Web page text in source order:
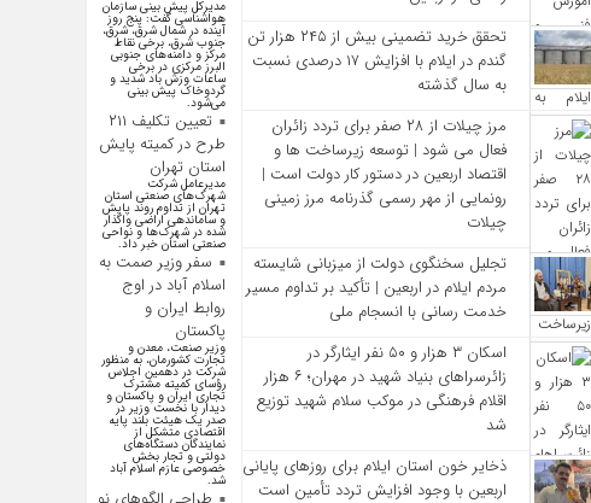
تحقق خرید تضمینی بیش از ۲۴۵ هزار تن
گندم در ایلام با افزایش ۱۷ درصدی نسبت
به سال گذشته
مرز چیلات از ۲۸ صفر برای تردد زائران
فعال می‌ شود | توسعه زیرساخت‌ ها و
اقتصاد اربعین در دستور کار دولت است |
رونمایی از مهر رسمی گذرنامه مرز زمینی
چیلات
تجلیل سخنگوی دولت از میزبانی شایسته
مردم ایلام در اربعین | تأکید بر تداوم مسیر
خدمت‌ رسانی با انسجام ملی
اسکان ۳ هزار و ۵۰ نفر ایثارگر در
زائرسراهای بنیاد شهید در مهران؛ ۶ هزار
اقلام فرهنگی در موکب سلام شهید توزیع
شد
ذخایر خون استان ایلام برای روزهای پایانی
اربعین با وجود افزایش تردد تأمین است
مدیرکل پیش بینی سازمان
هواشناسی گفت: پنج روز
آینده در شمال شرق، شرق،
جنوب شرق، برخی نقاط
مرکز و دامنه‌های جنوبی
البرز مرکزی در برخی
ساعات وزش باد شدید و
گردوخاک پیش بینی
می‌شود.
تعیین تکلیف ۲۱۱
طرح در کمیته پایش
استان تهران
مدیرعامل شرکت
شهرک‌های صنعتی استان
تهران از تداوم روند پایش
و ساماندهی اراضی واگذار
شده در شهرک‌ها و نواحی
صنعتی استان خبر داد.
سفر وزیر صمت به
اسلام آباد در اوج
روابط ایران و
پاکستان
وزیر صنعت، معدن و
تجارت کشورمان، به منظور
شرکت در دهمین اجلاس
رؤسای کمیته مشترک
تجاری ایران و پاکستان و
دیدار با نخست وزیر در
صدر یک هیئت بلند پایه
اقتصادی متشکل از
نمایندگان دستگاه‌های
دولتی و تجار بخش
خصوصی عازم اسلام آباد
شد.